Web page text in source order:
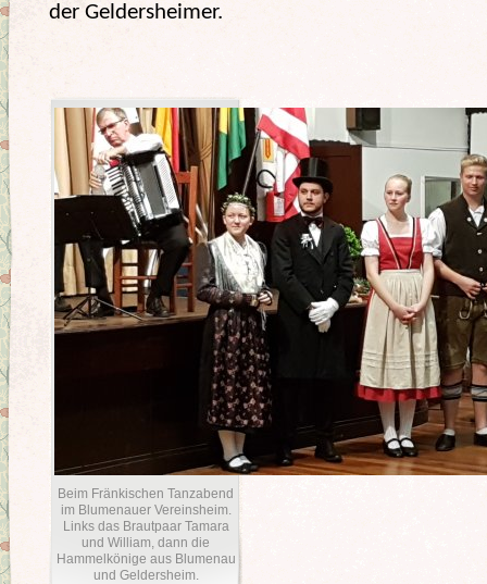
der Geldersheimer.
Beim Fränkischen Tanzabend
im Blumenauer Vereinsheim.
Links das Brautpaar Tamara
und William, dann die
Hammelkönige aus Blumenau
und Geldersheim.